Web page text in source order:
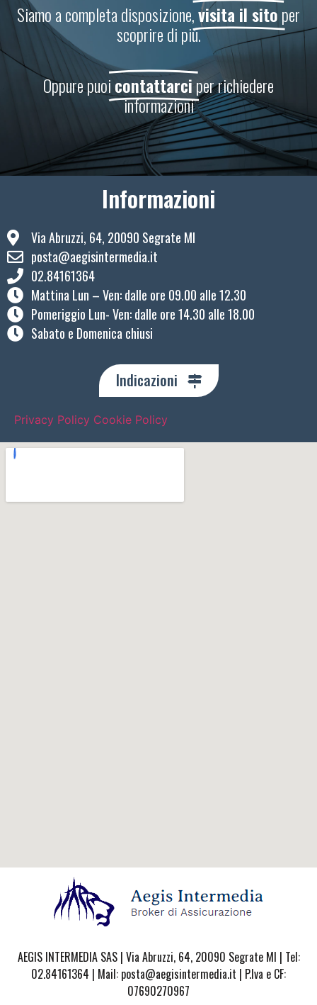
Siamo a completa disposizione,visita il sitoper
scoprire di più.
Oppure puoicontattarciper richiedere
informazioni
Informazioni
Via Abruzzi, 64, 20090 Segrate MI
posta@aegisintermedia.it
02.84161364
Mattina Lun – Ven: ​dalle ore 09.00 alle 12.30
Pomeriggio Lun- Ven: dalle ore 14.30 alle 18.00
Sabato e Domenica chiusi
Indicazioni
Privacy Policy Cookie Policy
AEGIS INTERMEDIA SAS | Via Abruzzi, 64, 20090 Segrate MI | Tel:
02.84161364 | Mail: posta@aegisintermedia.it | P.Iva e CF:
07690270967